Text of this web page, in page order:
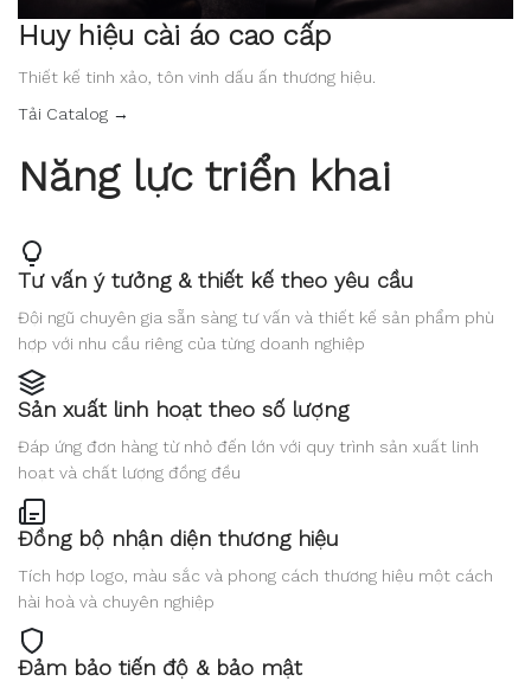
Huy hiệu cài áo cao cấp
Thiết kế tinh xảo, tôn vinh dấu ấn thương hiệu.
Tải Catalog →
Năng lực triển khai
Tư vấn ý tưởng & thiết kế theo yêu cầu
Đội ngũ chuyên gia sẵn sàng tư vấn và thiết kế sản phẩm phù
hợp với nhu cầu riêng của từng doanh nghiệp
Sản xuất linh hoạt theo số lượng
Đáp ứng đơn hàng từ nhỏ đến lớn với quy trình sản xuất linh
hoạt và chất lượng đồng đều
Đồng bộ nhận diện thương hiệu
Tích hợp logo, màu sắc và phong cách thương hiệu một cách
hài hoà và chuyên nghiệp
Đảm bảo tiến độ & bảo mật